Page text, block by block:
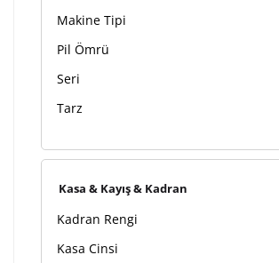
Makine Tipi
Pil Ömrü
Seri
Tarz
Kasa & Kayış & Kadran
Kadran Rengi
Kasa Cinsi